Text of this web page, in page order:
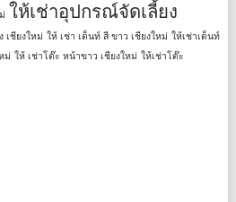
ให้เช่าอุปกรณ์จัดเลี้ยง
เชียงใหม่ ให้ เช่า เต็นท์ สี ขาว เชียงใหม่ ให้เช่าเต็นท์
ม่ ให้ เช่าโต๊ะ หน้าขาว เชียงใหม่ ให้เช่าโต๊ะ